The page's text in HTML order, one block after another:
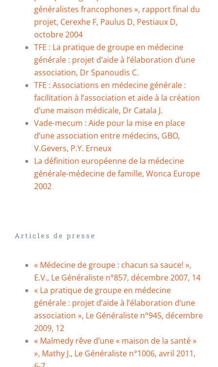
généralistes francophones », rapport final du
projet, Cerexhe F, Paulus D, Pestiaux D,
octobre 2004
TFE : La pratique de groupe en médecine
générale : projet d’aide à l’élaboration d’une
association, Dr Spanoudis C.
TFE : Associations en médecine générale :
facilitation à l’association et aide à la création
d’une maison médicale, Dr Catala J.
Vade-mecum : Aide pour la mise en place
d’une association entre médecins, GBO,
V.Gevers, P.Y. Erneux
La définition européenne de la médecine
générale-médecine de famille, Wonca Europe
2002
Articles de presse
« Médecine de groupe : chacun sa sauce! »,
E.V., Le Généraliste n°857, décembre 2007, 14
« La pratique de groupe en médecine
générale : projet d’aide à l’élaboration d’une
association », Le Généraliste n°945, décembre
2009, 12
« Malmedy rêve d’une « maison de la santé »
», Mathy J., Le Généraliste n°1006, avril 2011,